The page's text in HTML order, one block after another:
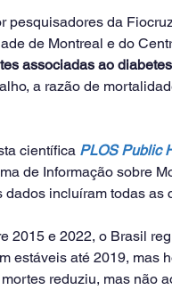
pesquisadores da
de Montreal e do
associadas ao
a razão de
científica PLOS Public
de Informação sobre
dados incluíram todas
2015 e 2022, o Brasil
estáveis até 2019, mas
reduziu, mas não